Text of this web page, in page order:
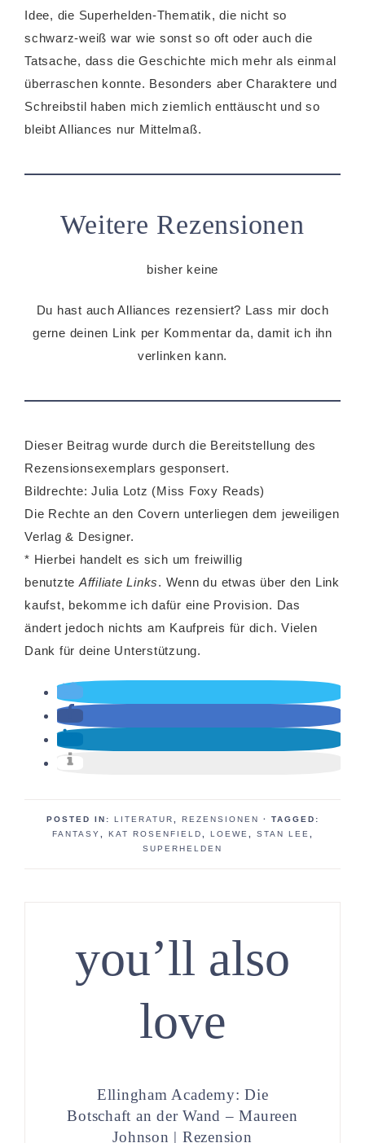
Idee, die Superhelden-Thematik, die nicht so
schwarz-weiß war wie sonst so oft oder auch die
Tatsache, dass die Geschichte mich mehr als einmal
überraschen konnte. Besonders aber Charaktere und
Schreibstil haben mich ziemlich enttäuscht und so
bleibt Alliances nur Mittelmaß.
Weitere Rezensionen
bisher keine
Du hast auch Alliances rezensiert? Lass mir doch
gerne deinen Link per Kommentar da, damit ich ihn
verlinken kann.
Dieser Beitrag wurde durch die Bereitstellung des
Rezensionsexemplars gesponsert.
Bildrechte: Julia Lotz (Miss Foxy Reads)
Die Rechte an den Covern unterliegen dem jeweiligen
Verlag & Designer.
* Hierbei handelt es sich um freiwillig
benutzte Affiliate Links. Wenn du etwas über den Link
kaufst, bekomme ich dafür eine Provision. Das
ändert jedoch nichts am Kaufpreis für dich. Vielen
Dank für deine Unterstützung.
POSTED IN: LITERATUR REZENSIONEN
· TAGGED:
FANTASY
KAT ROSENFIELD LOEWE STAN LEE
SUPERHELDEN
you’ll also
love
Ellingham Academy: Die
Botschaft an der Wand – Maureen
Johnson | Rezension